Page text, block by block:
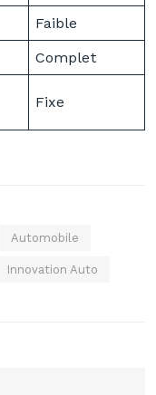
Faible
Complet
Fixe
Automobile
Innovation Auto